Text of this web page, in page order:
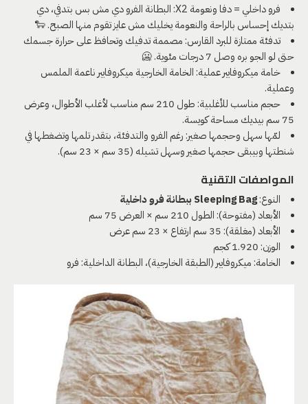
فرو داخلي = دفا ونعومة X2: البطانة الفرو دي مش بس بتدفي، دي
بتديك إحساس بالراحة والنعومة يخليك مش عايز تقوم منها الصبح. 🐑
تدفئة ممتازة للبرد القارس: مصممة تدفيك وتحافظ على حرارة جسمك
حتى لو الجو بره وصل 7 درجات مئوية. 🥶
خامة ميكروفايبر عملية: الخامة الخارجية ميكروفايبر ناعمة الملمس
وعملية.
حجم مناسب للأغلبية: طول 210 سم مناسب لأغلب الأطوال، وعرض
75 سم بيديك مساحة كويسة.
لمّها سهل وحجمها صغير: رغم الفرو والتدفئة، بتقدر تلمها وتضغطها في
شنطتها وبيبقى حجمها صغير وسهل تشيله (35 سم × 23 سم).
المواصفات التقنية
النوع:Sleeping Bag ببطانة فرو داخلية
الأبعاد (مفتوحة): الطول 210 سم × العرض 75 سم
الأبعاد (مغلقة): 35 سم ارتفاع × 23 سم عرض
الوزن: 1.920 كجم
الخامة: ميكروفايبر (الطبقة الخارجية)، البطانة الداخلية: فرو